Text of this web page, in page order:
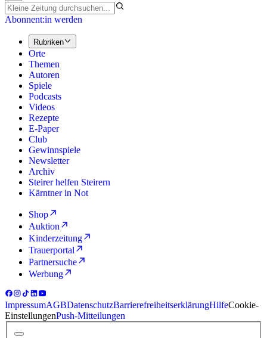
Abonnent:in werden
Rubriken
Orte
Themen
Autoren
Spiele
Podcasts
Videos
Rezepte
E-Paper
Club
Gewinnspiele
Newsletter
Archiv
Steirer helfen Steirern
Kärntner in Not
Shop
Auktion
Kinderzeitung
Trauerportal
Partnersuche
Werbung
ImpressumAGBDatenschutzBarrierefreiheitserklärungHilfeCookie-
EinstellungenPush-Mitteilungen